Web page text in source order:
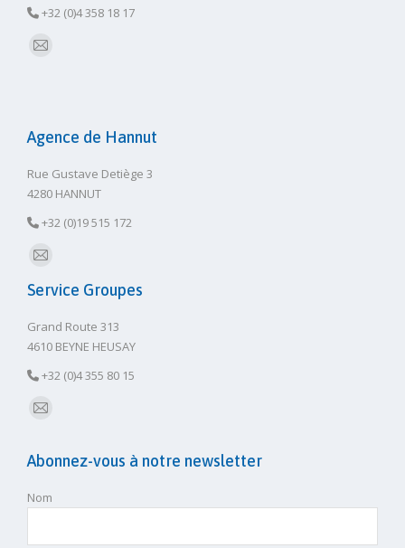
+32 (0)4 358 18 17
E-
Agence de Hannut
Rue Gustave Detiège 3
4280 HANNUT
+32 (0)19 515 172
E-
mail
Service Groupes
Grand Route 313
4610 BEYNE HEUSAY
+32 (0)4 355 80 15
E-
Abonnez-vous à notre newsletter
Nom